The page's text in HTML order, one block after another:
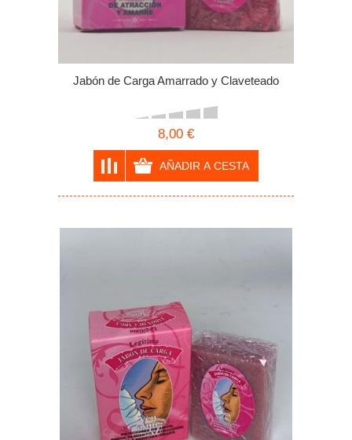
Jabón de Carga Amarrado y Claveteado
8,00 €